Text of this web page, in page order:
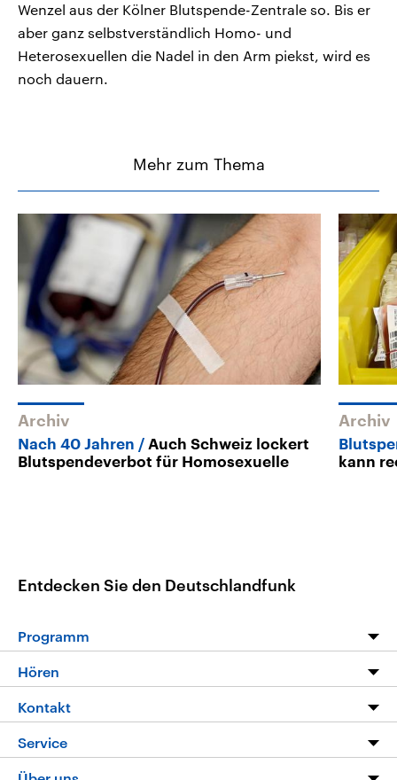
Wenzel aus der Kölner Blutspende-Zentrale so. Bis er
aber ganz selbstverständlich Homo- und
Heterosexuellen die Nadel in den Arm piekst, wird es
noch dauern.
Mehr zum Thema
Archiv
Nach 40 Jahren
Auch Schweiz lockert
Blutspendeverbot für Homosexuelle
Archiv
kann
Entdecken Sie den Deutschlandfunk
Programm
Programm
Die Nachrichten
Nachrichtenleicht
Hören
Livestream
Podcasts
Kontakt
Hörerservice
Service
FAQ